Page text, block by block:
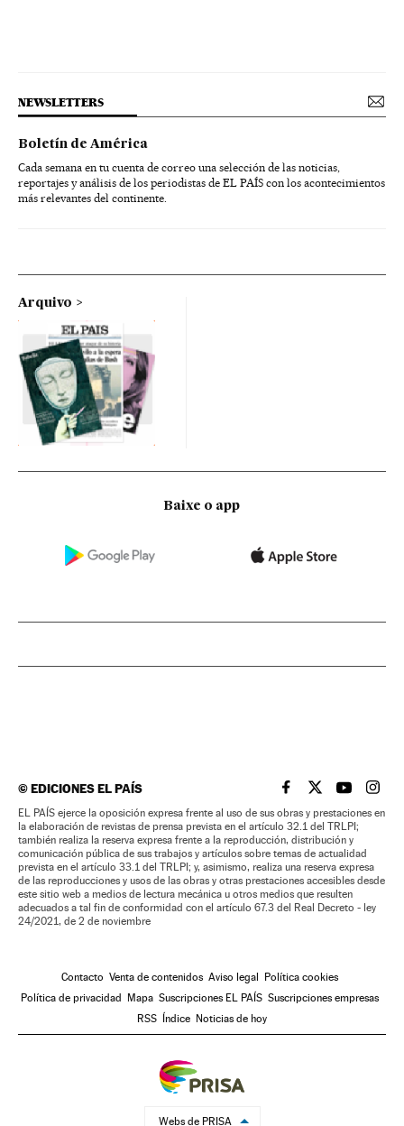
NEWSLETTERS
Boletín de América
Cada semana en tu cuenta de correo una selección de las noticias,
reportajes y análisis de los periodistas de EL PAÍS con los acontecimientos
más relevantes del continente.
Arquivo
Baixe o app
©EDICIONES EL PAÍS EL PAÍS BRASIL EN
EL PAÍSEL PAÍS
EL
EL PAÍS ejerce la oposición expresa frente al uso de sus obras y prestaciones en
la elaboración de revistas de prensa prevista en el artículo 32.1 del TRLPI;
también realiza la reserva expresa frente a la reproducción, distribución y
comunicación pública de sus trabajos y artículos sobre temas de actualidad
prevista en el artículo 33.1 del TRLPI; y, asimismo, realiza una reserva expresa
de las reproducciones y usos de las obras y otras prestaciones accesibles desde
este sitio web a medios de lectura mecánica u otros medios que resulten
adecuados a tal fin de conformidad con el artículo 67.3 del Real Decreto - ley
24/2021, de 2 de noviembre
Contacto Venta de contenidos Aviso legal
Política cookies
Política de privacidad
Mapa Suscripciones EL PAÍS Suscripciones empresas
RSS
Índice Noticias de hoy
Webs de PRISA